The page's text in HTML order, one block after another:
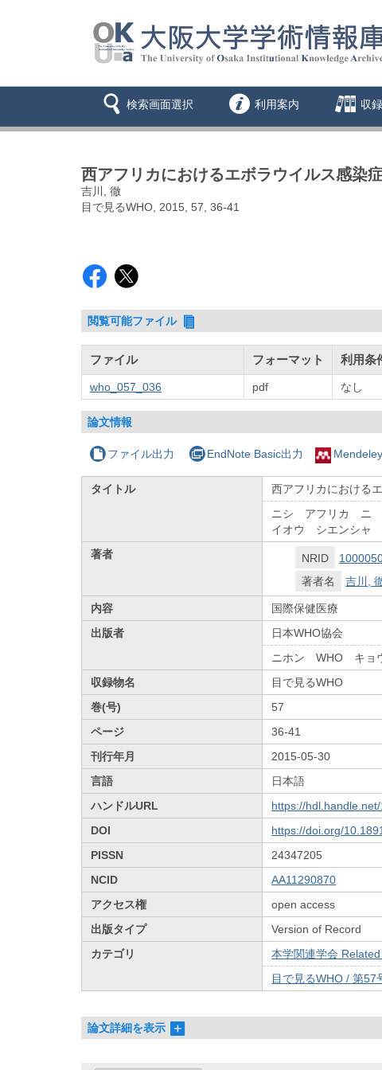
検索画面選択 利用案内 収
西アフリカにおけるエボラウイルス感染
吉川, 徹
目で見るWHO, 2015, 57, 36-41
閲覧可能ファイル
ファイル フォーマット 利用条
who_057_036 pdf なし
論文情報
ファイル出力 EndNote Basic出力
タイトル
西アフリカにおける
ニシ アフリカ ニ
イオウ シエンシ
著者
NRID
著者名
吉川,
内容
国際保健医療
出版者
日本WHO協会
ニホン WHO キョ
収録物名
目で見るWHO
巻(号)
57
ページ
36-41
刊行年月
2015-05-30
言語
日本語
ハンドルURL
https://
DOI
https://doi.org/
PISSN
24347205
NCID
AA11290870
アクセス権
open access
出版タイプ
Version of Record
カテゴリ
本学関連学会
目で見るWHO / 第57
論文詳細を表示